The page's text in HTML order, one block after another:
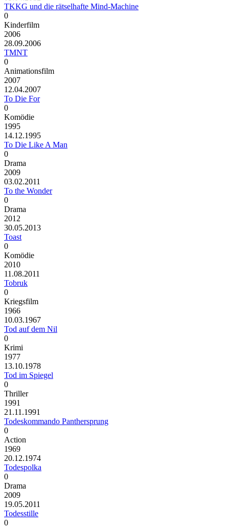
TKKG und die rätselhafte Mind-Machine
0
Kinderfilm
2006
28.09.2006
TMNT
0
Animationsfilm
2007
12.04.2007
To Die For
0
Komödie
1995
14.12.1995
To Die Like A Man
0
Drama
2009
03.02.2011
To the Wonder
0
Drama
2012
30.05.2013
Toast
0
Komödie
2010
11.08.2011
Tobruk
0
Kriegsfilm
1966
10.03.1967
Tod auf dem Nil
0
Krimi
1977
13.10.1978
Tod im Spiegel
0
Thriller
1991
21.11.1991
Todeskommando Panthersprung
0
Action
1969
20.12.1974
Todespolka
0
Drama
2009
19.05.2011
Todesstille
0